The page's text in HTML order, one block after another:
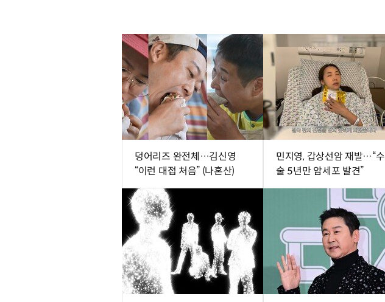
덩어리즈 완전체…김신영
“이런 대접 처음” (나혼산)
민지영, 갑상선암 재발…“수
술 5년만 암세포 발견”